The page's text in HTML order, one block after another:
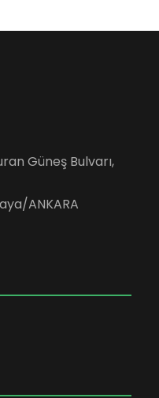
Güneş Bulvarı,
ANKARA